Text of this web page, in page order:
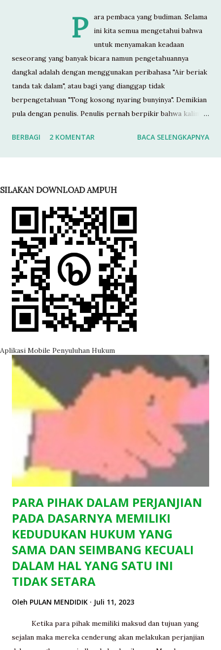
P
ara pembaca yang budiman. Selama
ini kita semua mengetahui bahwa
untuk menyamakan keadaan
seseorang yang banyak bicara namun pengetahuannya
dangkal adalah dengan menggunakan peribahasa "Air beriak
tanda tak dalam", atau bagi yang dianggap tidak
berpengetahuan "Tong kosong nyaring bunyinya". Demikian
pula dengan penulis. Penulis pernah berpikir bahwa kalimat
bicara. Ketika anda berkata tentang air beriak tanda tak
akan menemukan riak-riak atau gelembung-gelembung air
yang relatif kecil di atas permukaannya. Menurut hasil
penelitian, riak-riak air tersebut banyak ditemukan pada
suatu ekosistem air yang mana ketinggian permukaan
airnya dari dasar tidak begitu tinggi atau air d...
BERBAGI 2 KOMENTAR BACA SELENGKAPNYA
SILAKAN DOWNLOAD AMPUH
Aplikasi Mobile Penyuluhan Hukum
PARA PIHAK DALAM PERJANJIAN
PADA DASARNYA MEMILIKI
KEDUDUKAN HUKUM YANG
SAMA DAN SEIMBANG KECUALI
DALAM HAL YANG SATU INI
TIDAK SETARA
Oleh PULAN MENDIDIK Juli 11, 2023
Ketika para pihak memiliki maksud dan tujuan yang
sejalan maka mereka cenderung akan melakukan perjanjian